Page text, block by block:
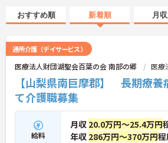
おすすめ順 新着順 月
通所介護（デイサービス）
医療法人財団湖聖会百葉の会 南部の郷 医療
【山梨県南巨摩郡】 長期療養
て介護職募集
給料
月収 20.0万円～25.4万円
年収 286万円～370万円程